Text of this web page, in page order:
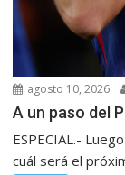
agosto 10, 2026
A un paso del
ESPECIAL.-
cuál será el